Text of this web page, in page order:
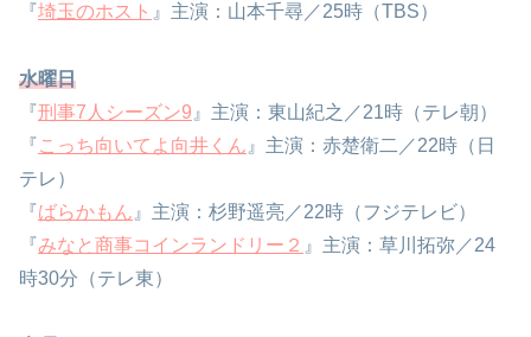
『埼玉のホスト 』主演：山本千尋／25時（TBS）
水曜日
『刑事7人シーズン9 』主演：東山紀之／21時（テレ朝）
『こっち向いてよ向井くん 』主演：赤楚衛二／22時（日
テレ）
『ばらかもん 』主演：杉野遥亮／22時（フジテレビ）
『みなと商事コインランドリー２ 』主演：草川拓弥／24
時30分（テレ東）